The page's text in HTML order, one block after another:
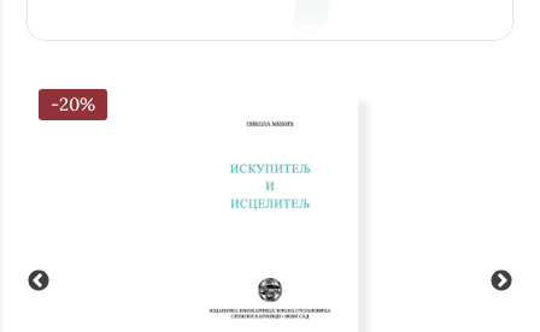
-20%